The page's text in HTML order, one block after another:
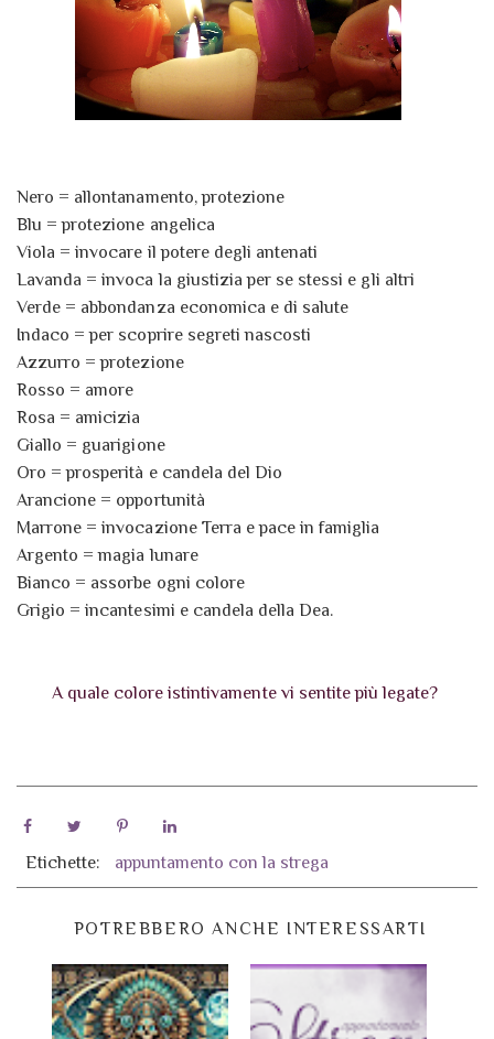
Nero = allontanamento, protezione
Blu = protezione angelica
Viola = invocare il potere degli antenati
Lavanda = invoca la giustizia per se stessi e gli altri
Verde = abbondanza economica e di salute
Indaco = per scoprire segreti nascosti
Azzurro = protezione
Rosso = amore
Rosa = amicizia
Giallo = guarigione
Oro = prosperità e candela del Dio
Arancione = opportunità
Marrone = invocazione Terra e pace in famiglia
Argento = magia lunare
Bianco = assorbe ogni colore
Grigio = incantesimi e candela della Dea.
A quale colore istintivamente vi sentite più legate?
Etichette: appuntamento con la strega
POTREBBERO ANCHE INTERESSARTI